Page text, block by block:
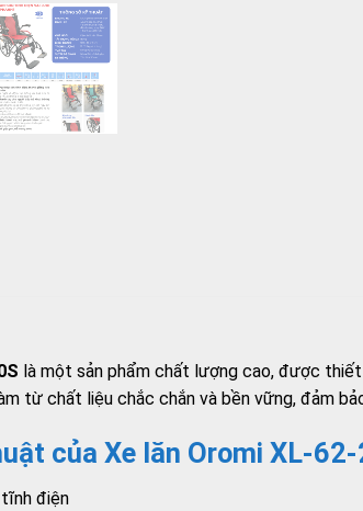
là một sản phẩm chất lượng cao, được
từ chất liệu chắc chắn và bền vững, đảm
của Xe lăn Oromi XL-
tĩnh điện